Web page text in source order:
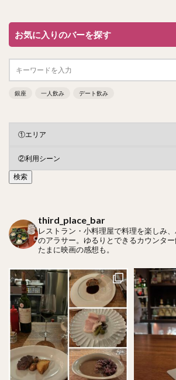
お気に入りのバーを探す
銀座 一人飲み デート飲み
third_place_bar
レストラン・小料理屋で料理を楽しみ
のアラサー。ゆるりとできるカウンター
たまに映画の感想も。